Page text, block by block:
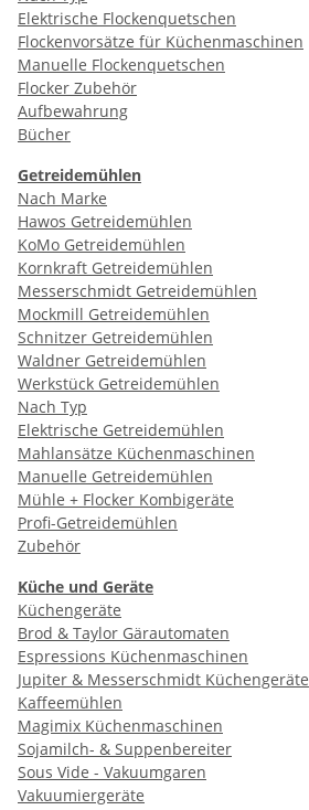
Elektrische Flockenquetschen
Flockenvorsätze für Küchenmaschinen
Manuelle Flockenquetschen
Flocker Zubehör
Aufbewahrung
Bücher
Getreidemühlen
Nach Marke
Hawos Getreidemühlen
KoMo Getreidemühlen
Kornkraft Getreidemühlen
Messerschmidt Getreidemühlen
Mockmill Getreidemühlen
Schnitzer Getreidemühlen
Waldner Getreidemühlen
Werkstück Getreidemühlen
Nach Typ
Elektrische Getreidemühlen
Mahlansätze Küchenmaschinen
Manuelle Getreidemühlen
Mühle + Flocker Kombigeräte
Profi-Getreidemühlen
Zubehör
Küche und Geräte
Küchengeräte
Brod & Taylor Gärautomaten
Espressions Küchenmaschinen
Jupiter & Messerschmidt Küchengeräte
Kaffeemühlen
Magimix Küchenmaschinen
Sojamilch- & Suppenbereiter
Sous Vide - Vakuumgaren
Vakuumiergeräte